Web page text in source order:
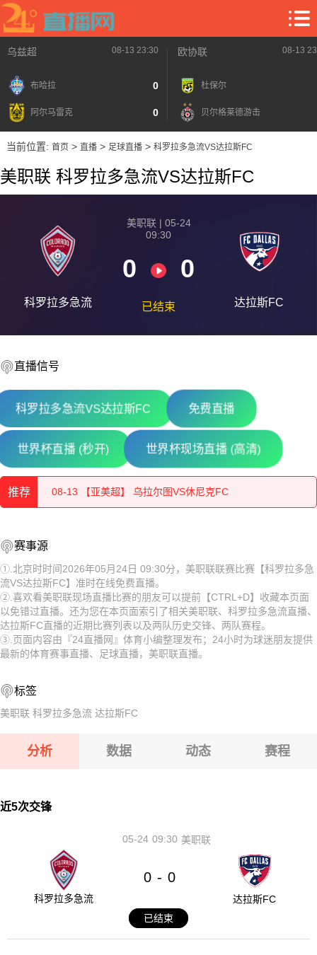
乌兹超 08-13 23:30
布哈拉 0
阿尔马雷克 0
欧协联 08-13
杜保尔
贝尔格莱德游击
当前位置: 首页> 直播> 足球直播> 科罗拉多急流VS达拉斯FC
美职联 科罗拉多急流VS达拉斯FC
科罗拉多急流
美职联 | 05-24
09:30
0 0
已结束 达拉斯FC
直播信号
科罗拉多急流VS达拉斯FC 免费直播
世界杯直播 (秒开) 世界杯现场直播 (高清)
推荐
08-13 【乌兹超】 布哈拉VS阿尔马雷克
08-13 【欧协联】 杜保尔VS贝尔格莱德游击
08-13 【亚美超】 乌拉尔图VS休尼克FC
08-13 【乌兹超】 特尔梅兹VS索格迪纳吉扎克
08-13 【乌兹超】 安集延VS费尔干纳夫兹
08-13 【U18亚洲杯】 黎巴嫩U18VS巴林U18
08-13 【亚美超】 乌拉尔图VS休尼克FC
08-13 【俄杯】 纳尔奇克斯巴达克VS弗拉季高加索阿兰尼亚
08-13 【哈萨克甲】 阿斯塔纳B队VS杜保尔B队
08-13 【U18亚洲杯】 黎巴嫩U18VS巴林U18
赛事源
①.北京时时间2026年05月24日 09:30分，美职联联赛比赛【科罗拉多急
流VS达拉斯FC】准时在线免费直播。
②.喜欢看美职联现场直播比赛的朋友可以提前【CTRL+D】收藏本页面
以免错过直播。还为您在本页面索引了相关美职联、科罗拉多急流直播、
达拉斯FC直播的近期比赛列表以及两队历史交锋、两队赛程。
③.页面内容由『24直播网』体育小编整理发布；24小时为球迷朋友提供
最新的体育赛事直播、足球直播，美职联直播。
标签
美职联 科罗拉多急流 达拉斯FC
分析 数据 动态 赛程
近5次交锋
09:30
05-24 美职联
科罗拉多急流
0 - 0
达拉斯FC
已结束